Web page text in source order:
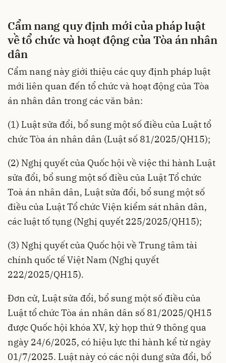
Cẩm nang quy định mới của pháp luật
về tổ chức và hoạt động của Tòa án nhân
dân
Cẩm nang này giới thiệu các quy định pháp luật
mới liên quan đến tổ chức và hoạt động của Tòa
án nhân dân trong các văn bản:
(1) Luật sửa đổi, bổ sung một số điều của Luật tổ
chức Tòa án nhân dân (Luật số 81/2025/QH15);
(2) Nghị quyết của Quốc hội về việc thi hành Luật
sửa đổi, bổ sung một số điều của Luật Tổ chức
Toà án nhân dân, Luật sửa đổi, bổ sung một số
điều của Luật Tổ chức Viện kiểm sát nhân dân,
các luật tố tụng (Nghị quyết 225/2025/QH15);
(3) Nghị quyết của Quốc hội về Trung tâm tài
chính quốc tế Việt Nam (Nghị quyết
222/2025/QH15).
Đơn cử, Luật sửa đổi, bổ sung một số điều của
Luật tổ chức Tòa án nhân dân số 81/2025/QH15
được Quốc hội khóa XV, kỳ họp thứ 9 thông qua
ngày 24/6/2025, có hiệu lực thi hành kể từ ngày
01/7/2025. Luật này có các nội dung sửa đổi, bổ